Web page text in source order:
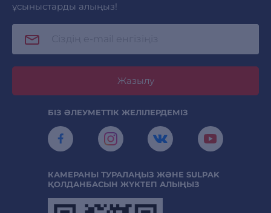
ұсыныстарды алыңыз!
Жазылу
БІЗ ӘЛЕУМЕТТІК ЖЕЛІЛЕРДЕМІЗ
КАМЕРАНЫ ТУРАЛАҢЫЗ ЖӘНЕ SULPAK
ҚОЛДАНБАСЫН ЖҮКТЕП АЛЫҢЫЗ